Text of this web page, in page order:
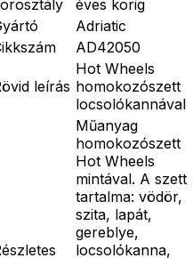
éves korig
Adriatic
AD42050
leírás
Hot Wheels
homokozószett
locsolókannával
Műanyag
homokozószett
Hot Wheels
mintával. A szett
tartalma: vödör,
szita, lapát,
gereblye,
locsolókanna,